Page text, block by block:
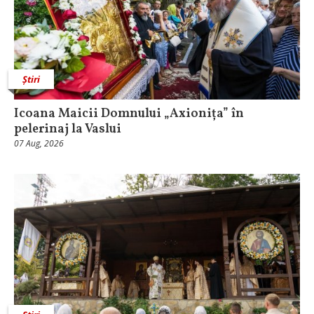
Știri
Icoana Maicii Domnului „Axionița” în
pelerinaj la Vaslui
07 Aug, 2026